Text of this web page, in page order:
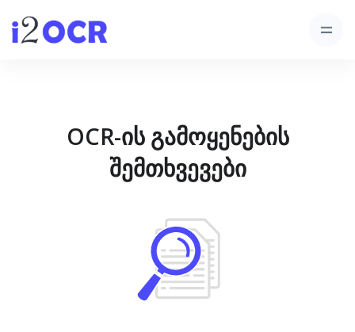
OCR-ის გამოყენების
შემთხვევები